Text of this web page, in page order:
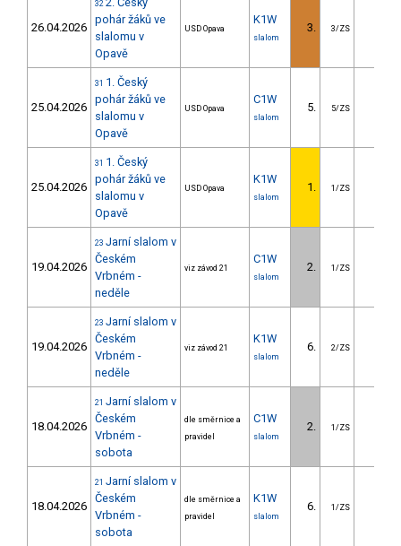
26.04.2026
32
pohár žáků ve
slalomu v
Opavě
USD Opava
K1W
slalom
3. 3/ZS
25.04.2026
31 1. Český
pohár žáků ve
slalomu v
Opavě
USD Opava
C1W
slalom
5. 5/ZS
25.04.2026
31 1. Český
pohár žáků ve
slalomu v
Opavě
USD Opava
K1W
slalom
1. 1/ZS
19.04.2026
23 Jarní slalom v
Českém
Vrbném -
neděle
viz závod 21
C1W
slalom
2. 1/ZS
19.04.2026
23 Jarní slalom v
Českém
Vrbném -
neděle
viz závod 21
K1W
slalom
6. 2/ZS
18.04.2026
21 Jarní slalom v
Českém
Vrbném -
sobota
dle směrnice a
pravidel
C1W
slalom
2. 1/ZS
18.04.2026
21 Jarní slalom v
Českém
Vrbném -
sobota
dle směrnice a
pravidel
K1W
slalom
6. 1/ZS